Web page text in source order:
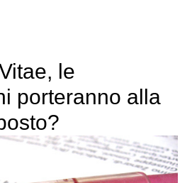
le
porteranno alla